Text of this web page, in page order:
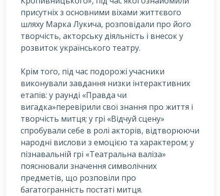
присутніх з основними віхами життєвого
шляху Марка Лукича, розповідали про його
творчість, акторську діяльність і внесок у
розвиток українського театру.
Крім того, під час подорожі учасники
виконували завдання низки інтерактивних
етапів: у раунді «Правда чи
вигадка»перевірили свої знання про життя і
творчість митця; у грі «Відчуй сцену»
спробували себе в ролі акторів, відтворюючи
народні вислови з емоцією та характером; у
пізнавальній грі «Театральна валіза»
пояснювали значення символічних
предметів, що розповіли про
багатогранність постаті митця.